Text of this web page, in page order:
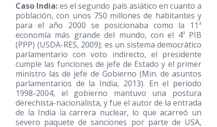
Caso India:es el segundo país asiático en cuanto a
población, con unos 750 millones de habitantes y
para el año 2000 se posicionaba como la 11ª
economía más grande del mundo, con el 4º PIB
(PPP) (USDA-RES, 2009); es un sistema democrático
parlamentario con voto indirecto, el presidente
cumple las funciones de jefe de Estado y el primer
ministro las de jefe de Gobierno (Min. de asuntos
parlamentarios de la India, 2013). En el período
1998-2004, el gobierno mantuvo una postura
derechista-nacionalista, y fue el autor de la entrada
de la India la carrera nuclear, lo que acarreó un
severo paquete de sanciones por parte de USA,